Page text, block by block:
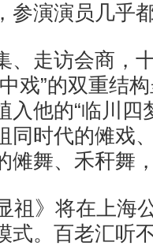
参演演员几乎
走访会商，
戏”的双重结
入他的“临川四
同时代的傩戏
傩舞、禾秆舞
》将在上海
式。百老汇听